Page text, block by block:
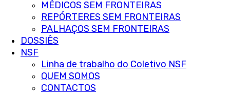
MÉDICOS SEM FRONTEIRAS
REPÓRTERES SEM FRONTEIRAS
PALHAÇOS SEM FRONTEIRAS
DOSSIÊS
NSF
Linha de trabalho do Coletivo NSF
QUEM SOMOS
CONTACTOS